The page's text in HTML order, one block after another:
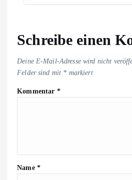
Schreibe einen
Deine E-Mail-Adresse wird nicht
Felder sind mit * markiert
Kommentar *
Name *